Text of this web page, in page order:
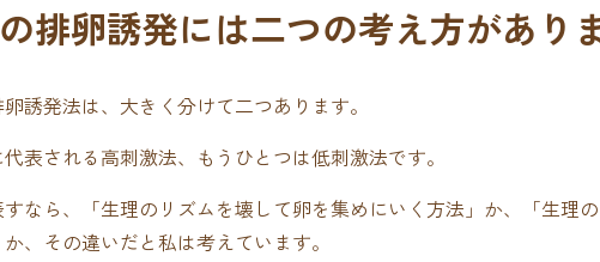
排卵誘発には二つの考え方があり
誘発法は、大きく分けて二つあります。
表される高刺激法、もうひとつは低刺激法です。
なら、「生理のリズムを壊して卵を集めにいく方法」か、「生理
、その違いだと私は考えています。